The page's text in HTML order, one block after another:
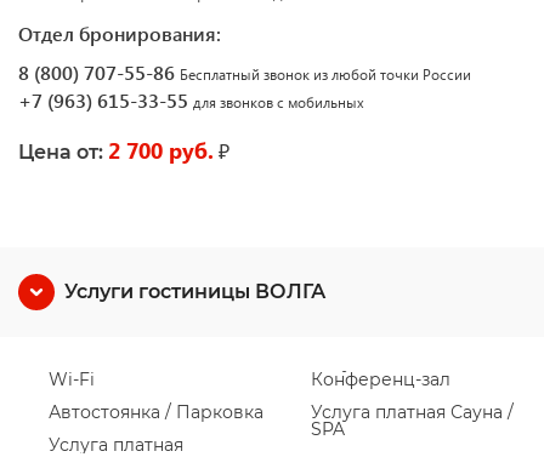
Отдел бронирования:
8 (800) 707-55-86 Бесплатный звонок из любой точки России
+7 (963) 615-33-55 для звонков с мобильных
Цена от: 2 700 руб. ₽
Услуги гостиницы ВОЛГА
Wi-Fi
Автостоянка / Парковка
Услуга платная
Конференц-зал
Услуга платная Сауна /
SPA